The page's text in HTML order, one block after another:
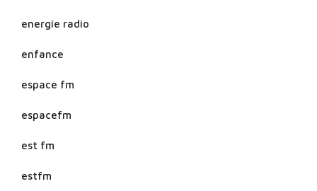
energie radio
enfance
espace fm
espacefm
est fm
estfm